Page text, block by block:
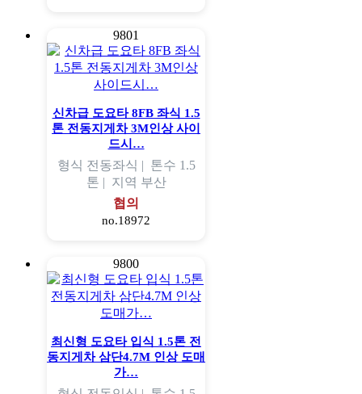
9801
신차급 도요타 8FB 좌식 1.5
톤 전동지게차 3M인상 사이
드시…
형식 전동좌식 | 톤수 1.5
톤 | 지역 부산
협의
no.18972
9800
최신형 도요타 입식 1.5톤 전
동지게차 삼단4.7M 인상 도매
가…